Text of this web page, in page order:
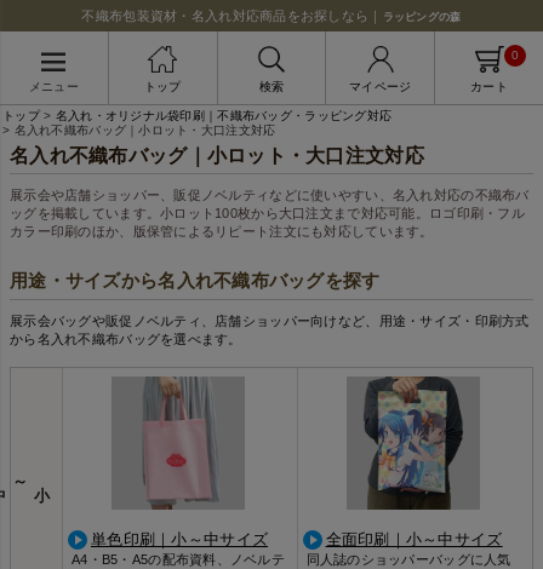
不織布包装資材・名入れ対応商品をお探しなら｜ ラッピングの森
メニュー トップ 検索 マイページ カート
0
トップ
名入れ・オリジナル袋印刷｜不織布バッグ・ラッピング対応
名入れ不織布バッグ｜小ロット・大口注文対応
名入れ不織布バッグ｜小ロット・大口注文対応
展示会や店舗ショッパー、販促ノベルティなどに使いやすい、名入れ対応の不織布バ
ッグを掲載しています。小ロット100枚から大口注文まで対応可能。ロゴ印刷・フル
カラー印刷のほか、版保管によるリピート注文にも対応しています。
用途・サイズから名入れ不織布バッグを探す
展示会バッグや販促ノベルティ、店舗ショッパー向けなど、用途・サイズ・印刷方式
から名入れ不織布バッグを選べます。
単色印刷｜小～中サイズ
A4・B5・A5の配布資料、ノベルテ
全面印刷｜小～中サイズ
同人誌のショッパーバッグに人気